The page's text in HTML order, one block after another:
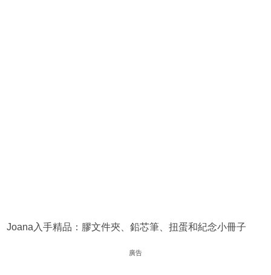
Joana入手精品：膠文件夾、鉛芯筆、扭蛋和紀念小冊子
廣告